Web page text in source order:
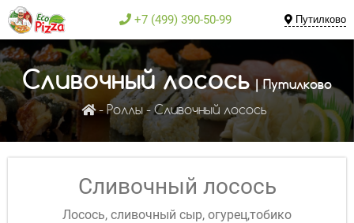
+7 (499) 390-50-99 Путилково
Сливочный лосось| Путилково
Роллы Сливочный лосось
Сливочный лосось
Лосось, сливочный сыр, огурец,тобико